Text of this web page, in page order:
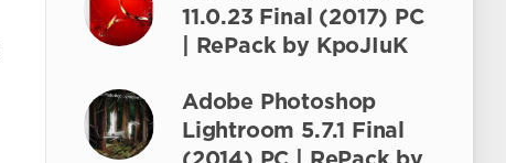
11.0.23 Final (2017) РС
| RePack by KpoJIuK
Adobe Photoshop
Lightroom 5.7.1 Final